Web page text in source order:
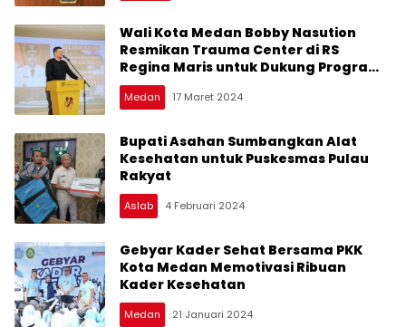
Wali Kota Medan Bobby Nasution
Resmikan Trauma Center di RS
Regina Maris untuk Dukung Program
Medan Medical Tourism
Medan 17 Maret 2024
Bupati Asahan Sumbangkan Alat
Kesehatan untuk Puskesmas Pulau
Rakyat
Aslab 4 Februari 2024
Gebyar Kader Sehat Bersama PKK
Kota Medan Memotivasi Ribuan
Kader Kesehatan
Medan 21 Januari 2024